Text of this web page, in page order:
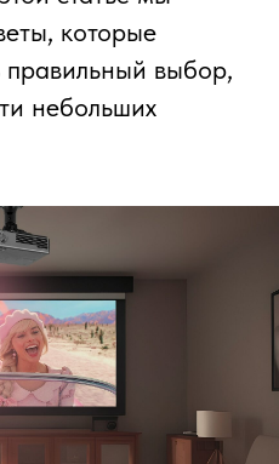
которые
правильный выбор,
небольших